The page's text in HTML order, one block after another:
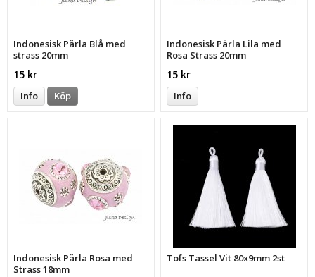
Indonesisk Pärla Blå med
strass 20mm
15 kr
Info Köp
Indonesisk Pärla Lila med
Rosa Strass 20mm
15 kr
Info
Indonesisk Pärla Rosa med
Strass 18mm
Tofs Tassel Vit 80x9mm 2st